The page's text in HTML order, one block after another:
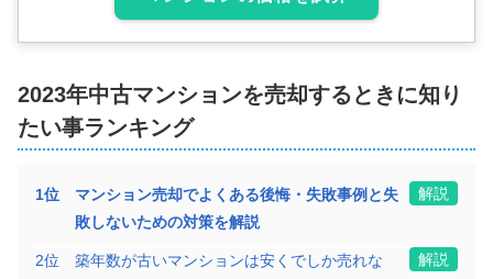
2023年中古マンションを売却するときに知り
たい事ランキング
1位
マンション売却でよくある後悔・失敗事例と失
敗しないための対策を解説
解説
2位
築年数が古いマンションは安くでしか売れな
解説